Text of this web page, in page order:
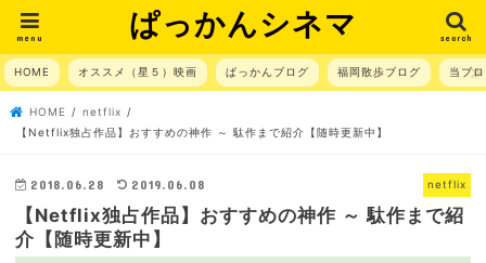
ぱっかんシネマ search
menu
HOME オススメ（星５）映画 ぱっかんブログ 福岡散歩ブログ 当ブ
HOME
netflix
【Netflix独占作品】おすすめの神作 ～ 駄作まで紹介【随時更新中】
netflix
2018.06.28 2019.06.08
【Netflix独占作品】おすすめの神作 ～ 駄作まで紹
介【随時更新中】